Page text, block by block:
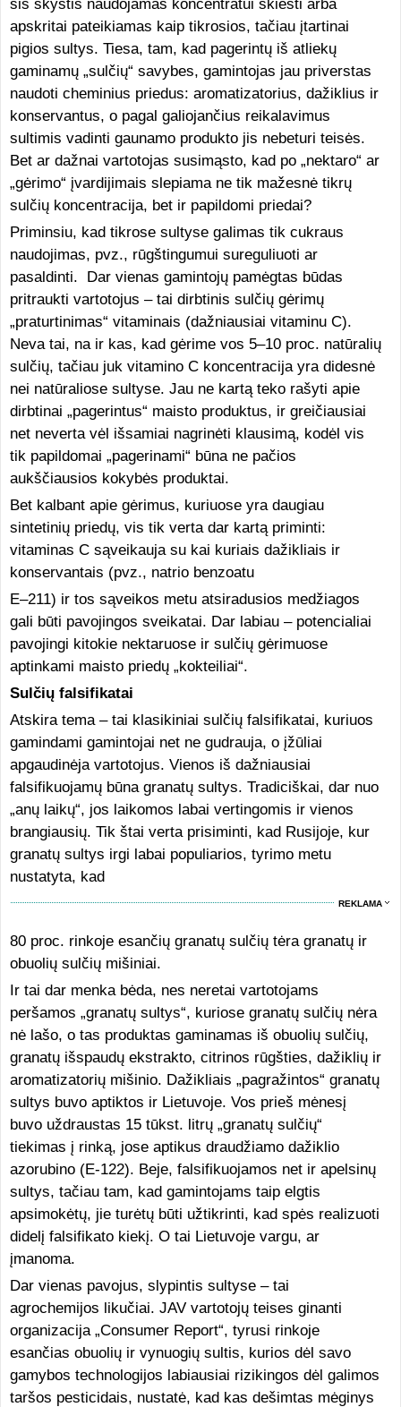
šis skystis naudojamas koncentratui skiesti arba
apskritai pateikiamas kaip tikrosios, tačiau įtartinai
pigios sultys. Tiesa, tam, kad pagerintų iš atliekų
gaminamų „sulčių“ savybes, gamintojas jau priverstas
naudoti cheminius priedus: aromatizatorius, dažiklius ir
konservantus, o pagal galiojančius reikalavimus
sultimis vadinti gaunamo produkto jis nebeturi teisės.
Bet ar dažnai vartotojas susimąsto, kad po „nektaro“ ar
„gėrimo“ įvardijimais slepiama ne tik mažesnė tikrų
sulčių koncentracija, bet ir papildomi priedai?
Priminsiu, kad tikrose sultyse galimas tik cukraus
naudojimas, pvz., rūgštingumui sureguliuoti ar
pasaldinti. Dar vienas gamintojų pamėgtas būdas
pritraukti vartotojus – tai dirbtinis sulčių gėrimų
„praturtinimas“ vitaminais (dažniausiai vitaminu C).
Neva tai, na ir kas, kad gėrime vos 5–10 proc. natūralių
sulčių, tačiau juk vitamino C koncentracija yra didesnė
nei natūraliose sultyse. Jau ne kartą teko rašyti apie
dirbtinai „pagerintus“ maisto produktus, ir greičiausiai
net neverta vėl išsamiai nagrinėti klausimą, kodėl vis
tik papildomai „pagerinami“ būna ne pačios
aukščiausios kokybės produktai.
Bet kalbant apie gėrimus, kuriuose yra daugiau
sintetinių priedų, vis tik verta dar kartą priminti:
vitaminas C sąveikauja su kai kuriais dažikliais ir
konservantais (pvz., natrio benzoatu
E–211) ir tos sąveikos metu atsiradusios medžiagos
gali būti pavojingos sveikatai. Dar labiau – potencialiai
pavojingi kitokie nektaruose ir sulčių gėrimuose
aptinkami maisto priedų „kokteiliai“.
Sulčių falsifikatai
Atskira tema – tai klasikiniai sulčių falsifikatai, kuriuos
gamindami gamintojai net ne gudrauja, o įžūliai
apgaudinėja vartotojus. Vienos iš dažniausiai
falsifikuojamų būna granatų sultys. Tradiciškai, dar nuo
„anų laikų“, jos laikomos labai vertingomis ir vienos
brangiausių. Tik štai verta prisiminti, kad Rusijoje, kur
granatų sultys irgi labai populiarios, tyrimo metu
nustatyta, kad
REKLAMA
80 proc. rinkoje esančių granatų sulčių tėra granatų ir
obuolių sulčių mišiniai.
Ir tai dar menka bėda, nes neretai vartotojams
peršamos „granatų sultys“, kuriose granatų sulčių nėra
nė lašo, o tas produktas gaminamas iš obuolių sulčių,
granatų išspaudų ekstrakto, citrinos rūgšties, dažiklių ir
aromatizatorių mišinio. Dažikliais „pagražintos“ granatų
sultys buvo aptiktos ir Lietuvoje. Vos prieš mėnesį
buvo uždraustas 15 tūkst. litrų „granatų sulčių“
tiekimas į rinką, jose aptikus draudžiamo dažiklio
azorubino (E-122). Beje, falsifikuojamos net ir apelsinų
sultys, tačiau tam, kad gamintojams taip elgtis
apsimokėtų, jie turėtų būti užtikrinti, kad spės realizuoti
didelį falsifikato kiekį. O tai Lietuvoje vargu, ar
įmanoma.
Dar vienas pavojus, slypintis sultyse – tai
agrochemijos likučiai. JAV vartotojų teises ginanti
organizacija „Consumer Report“, tyrusi rinkoje
esančias obuolių ir vynuogių sultis, kurios dėl savo
gamybos technologijos labiausiai rizikingos dėl galimos
taršos pesticidais, nustatė, kad kas dešimtas mėginys